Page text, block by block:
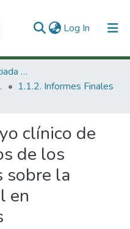
Log In (current)
1. Investigación Financiada con Recursos Públicos
1.1.2. Informes Finales
clínico de
de los
sobre la
en